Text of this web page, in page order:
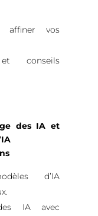
affiner vos
et conseils
des IA et
d’IA
IA avec